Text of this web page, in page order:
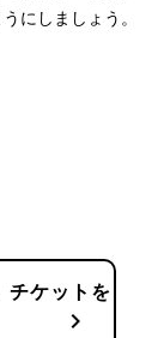
にしましょう。
チケットを
chevron_right